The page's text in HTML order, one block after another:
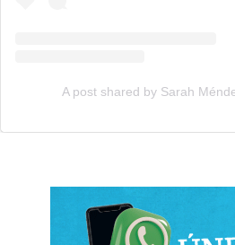
A post shared by Sarah